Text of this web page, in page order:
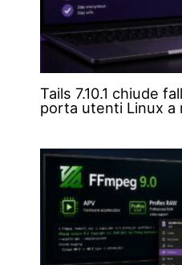
Tails 7.10.1 chiude
porta utenti Linux a